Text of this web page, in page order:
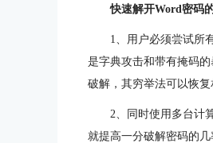
快速解开Word密码
1、用户必须尝试所
是字典攻击和带有掩码
破解，其穷举法可以恢复
2、同时使用多台计
就提高一分破解密码的几